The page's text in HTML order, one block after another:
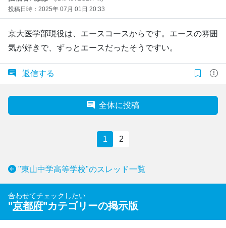
投稿日時：2025年 07月 01日 20:33
京大医学部現役は、エースコースからです。エースの雰囲
気が好きで、ずっとエースだったそうですい。
返信する
全体に投稿
1 2
"東山中学高等学校"のスレッド一覧
合わせてチェックしたい
"京都府"カテゴリーの掲示版